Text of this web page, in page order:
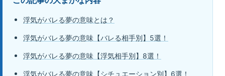
浮気がバレる夢の意味とは？
浮気がバレる夢の意味【バレる相手別】5選！
浮気がバレる夢の意味【浮気相手別】8選！
浮気がバレる夢の意味【シチュエーション別】6選！